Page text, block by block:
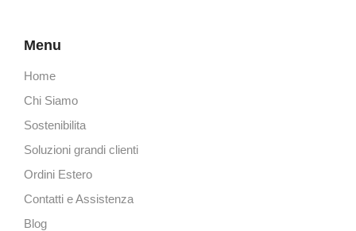
Menu
Home
Chi Siamo
Sostenibilita
Soluzioni grandi clienti
Ordini Estero
Contatti e Assistenza
Blog